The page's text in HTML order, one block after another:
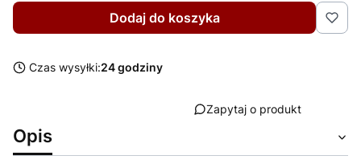
Dodaj do koszyka
Czas wysyłki:24 godziny
Zapytaj o produkt
Opis